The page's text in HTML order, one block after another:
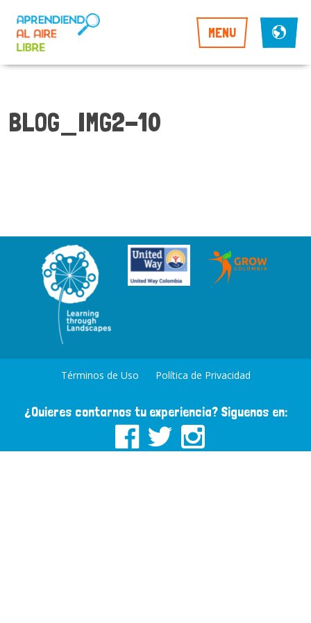
MENU
BLOG_IMG2-10
Términos de Uso Política de Privacidad
¿Quieres contarnos tu experiencia? Siguenos en: